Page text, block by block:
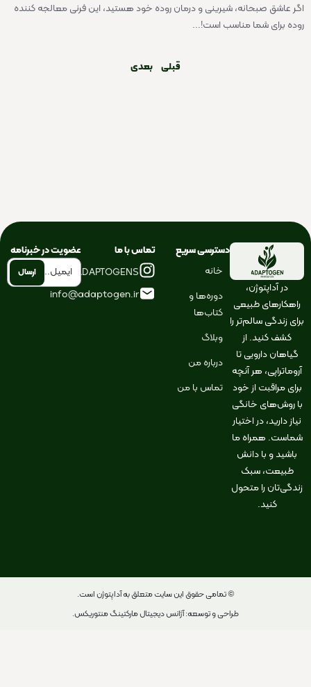
اگر عاشق صبحانه، شیرینی و درمان روده خود هستید، این فرنی معالجه کننده
روده برای شما مناسب است!...
قبلی بعدی
در آداپتوژن،
راهکارهای طبیعی
برای زندگی سالم‌تر را
کشف کنید. از
گیاهان دارویی تا
آروماتراپی، هر آنچه
برای مراقبت از خود
با روش‌های خانگی
نیاز دارید، در اختیار
شماست. همراه ما
باشید و با دانش
طبیعت، سبک
زندگی‌تان را متحول
کنید.
دسترسی سریع
خانه
دوره‌ها و
کتاب‌ها
وبلاگ
درباره من
تماس با من
تماس با ما
ELNAZADAPTOGENS@
info@adaptogen.ir
عضویت در خبرنامه
© تمامی حقوق این سایت متعلق به آداپتوژن است.
طراحی و توسعه: آژانس دیجیتال مارکتینگ منتوریکس.